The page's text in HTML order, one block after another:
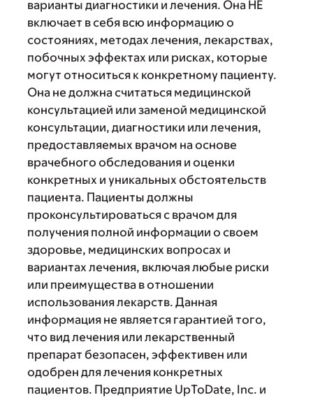
варианты диагностики и лечения. Она НЕ
включает в себя всю информацию о
состояниях, методах лечения, лекарствах,
побочных эффектах или рисках, которые
могут относиться к конкретному пациенту.
Она не должна считаться медицинской
консультацией или заменой медицинской
консультации, диагностики или лечения,
предоставляемых врачом на основе
врачебного обследования и оценки
конкретных и уникальных обстоятельств
пациента. Пациенты должны
проконсультироваться с врачом для
получения полной информации о своем
здоровье, медицинских вопросах и
вариантах лечения, включая любые риски
или преимущества в отношении
использования лекарств. Данная
информация не является гарантией того,
что вид лечения или лекарственный
препарат безопасен, эффективен или
одобрен для лечения конкретных
пациентов. Предприятие UpToDate, Inc. и